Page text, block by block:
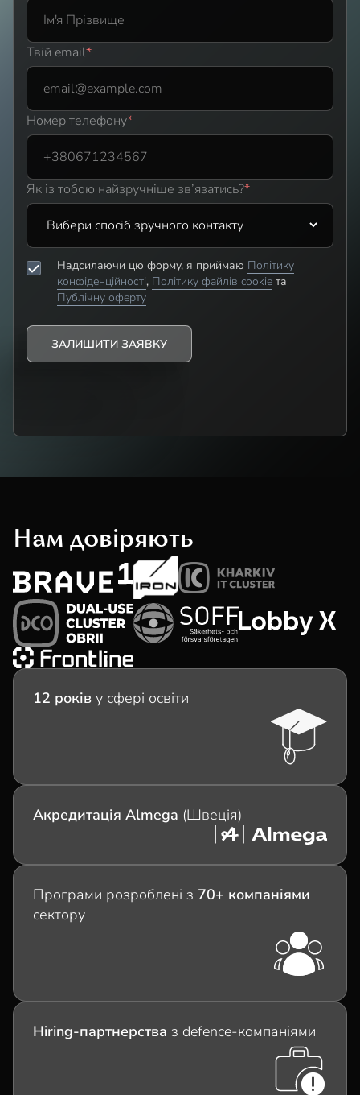
Твій email*
Номер телефону*
Як із тобою найзручніше зв’язатись?*
Надсилаючи цю форму, я приймаю Політику
конфіденційності, Політику файлів cookie та
Публічну оферту
Нам довіряють
12 років у сфері освіти
Акредитація Almega (Швеція)
Програми розроблені з 70+ компаніями
сектору
Hiring-партнерства з defence-компаніями